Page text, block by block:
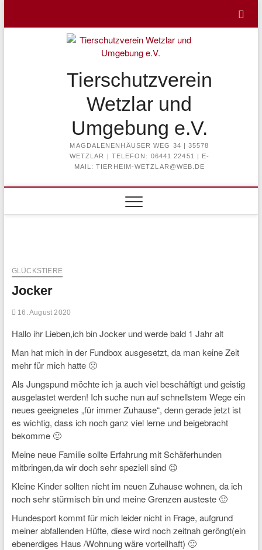
content
Tierschutzverein
Wetzlar und
Umgebung e.V.
MAGDALENENHÄUSER WEG 34 | 35578
WETZLAR | TELEFON: 06441 22451 | E-
MAIL: TIERHEIM-WETZLAR@WEB.DE
GLÜCKSTIERE
Jocker
16. August 2020
Hallo ihr Lieben,ich bin Jocker und werde bald 1 Jahr alt
Man hat mich in der Fundbox ausgesetzt, da man keine Zeit
mehr für mich hatte 🙁
Als Jungspund möchte ich ja auch viel beschäftigt und geistig
ausgelastet werden! Ich suche nun auf schnellstem Wege ein
neues geeignetes „für immer Zuhause“, denn gerade jetzt ist
es wichtig, dass ich noch ganz viel lerne und beigebracht
bekomme 🙂
Meine neue Familie sollte Erfahrung mit Schäferhunden
mitbringen,da wir doch sehr speziell sind 😉
Kleine Kinder sollten nicht im neuen Zuhause wohnen, da ich
noch sehr stürmisch bin und meine Grenzen austeste 🙂
Hundesport kommt für mich leider nicht in Frage, aufgrund
meiner abfallenden Hüfte, diese wird noch zeitnah geröngt(ein
ebenerdiges Haus /Wohnung wäre vorteilhaft) 🙁